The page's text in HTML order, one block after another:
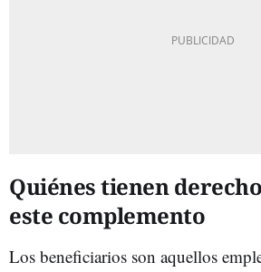
Quiénes tienen
este complemento
Los beneficiarios son aquellos